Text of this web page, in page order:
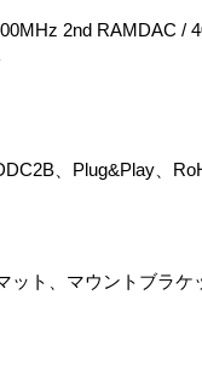
2nd RAMDAC /
、Plug&Play、
ット、マウントブラケ